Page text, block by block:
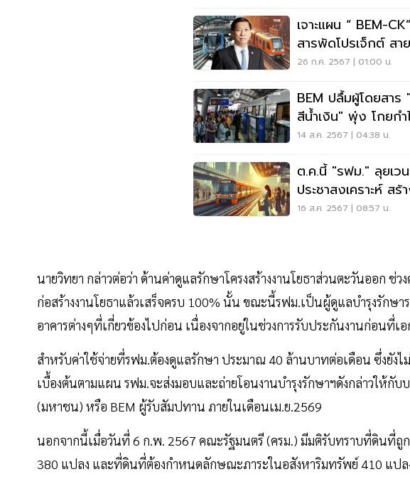
เจาะแผน “ BEM-CK” ลุยประมูล
สารพัดโปรเจ็กต์ สา
Backlog พุ่ง 3 แสน
26 ก.ค. 2567 | 01:00 น.
BEM ปลื้มผู้โดยสาร
สีน้ำเงิน" พุ่ง โกยก
14 ส.ค. 2567 | 04:38 น.
ต.ค.นี้ "รฟม." ลุยเวนคืนที่ดินย่าน
ประชาสงเคราะห์ สร้
16 ส.ค. 2567 | 08:57 น.
นายวิทยา กล่าวต่อว่า ด้านค่าดูแลรักษาโครงสร้างงานโยธาส่วนตะวันออก
ก่อสร้างงานโยธาแล้วเสร็จครบ 100% นั้น ขณะนี้รฟม.เป็นผู้ดูแลบำรุงรักษ
อาคารต่างๆที่เกี่ยวข้องไปก่อน เนื่องจากอยู่ในช่วงการรับประกันงานก่อนที่เ
สำหรับค่าใช้จ่ายที่รฟม.ต้องดูแลรักษา ประมาณ 40 ล้านบาทต่อเดือน ซึ่งยัง
เบื้องต้นตามแผน รฟม.จะส่งมอบและถ่ายโอนงานบำรุงรักษาฯดังกล่าวให้กับ
(มหาชน) หรือ BEM ผู้รับสัมปทาน ภายในเดือนเม.ย.2569
นอกจากนี้เมื่อวันที่ 6 ก.พ. 2567 คณะรัฐมนตรี (ครม.) มีมติรับทราบที่ดินที่ถูก
380 แปลง และที่ดินที่ต้องกำหนดลักษณะภาระในอสังหาริมทรัพย์ 410 แปล